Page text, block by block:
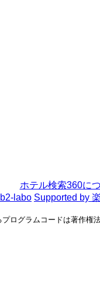
ホテル検索360に
labo Supported by
ログラムコードは著作